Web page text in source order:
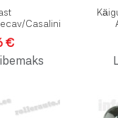
Casalini
€
Lisa